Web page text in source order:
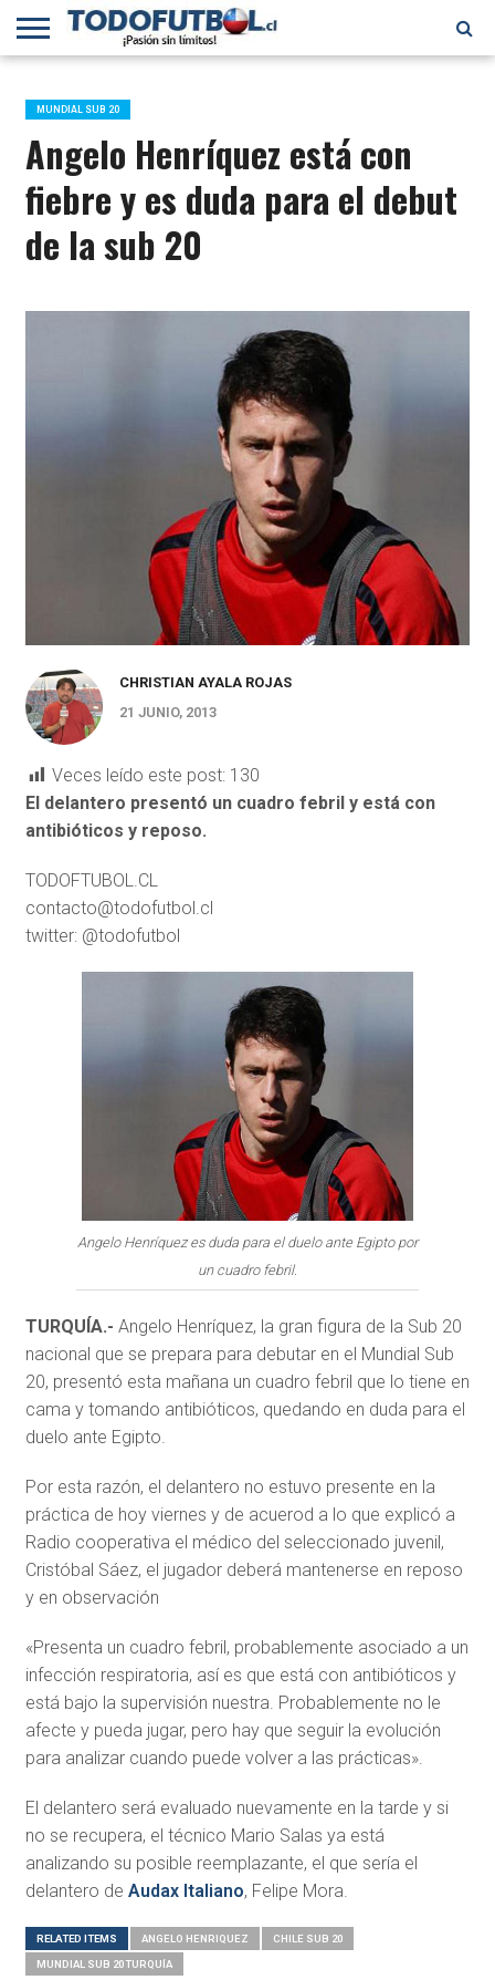
PRIMERA
B
SELECCIÓN
CHILENA
CHILENOS
EN EL
MUNDO
FÚTBOL
INTERNACIONAL
MUNDIAL SUB 20
Angelo Henríquez está con
fiebre y es duda para el debut
de la sub 20
CHRISTIAN AYALA ROJAS
21 JUNIO, 2013
Veces leído este post: 130
El delantero presentó un cuadro febril y está con
antibióticos y reposo.
TODOFTUBOL.CL
contacto@todofutbol.cl
twitter: @todofutbol
Angelo Henríquez es duda para el duelo ante Egipto por
un cuadro febril.
TURQUÍA.- Angelo Henríquez, la gran figura de la Sub 20
nacional que se prepara para debutar en el Mundial Sub
20, presentó esta mañana un cuadro febril que lo tiene en
cama y tomando antibióticos, quedando en duda para el
duelo ante Egipto.
Por esta razón, el delantero no estuvo presente en la
práctica de hoy viernes y de acuerod a lo que explicó a
Radio cooperativa el médico del seleccionado juvenil,
Cristóbal Sáez, el jugador deberá mantenerse en reposo
y en observación
«Presenta un cuadro febril, probablemente asociado a un
infección respiratoria, así es que está con antibióticos y
está bajo la supervisión nuestra. Probablemente no le
afecte y pueda jugar, pero hay que seguir la evolución
para analizar cuando puede volver a las prácticas».
El delantero será evaluado nuevamente en la tarde y si
no se recupera, el técnico Mario Salas ya está
analizando su posible reemplazante, el que sería el
delantero de Audax Italiano, Felipe Mora.
RELATED ITEMS ANGELO HENRIQUEZ CHILE SUB 20
MUNDIAL SUB 20 TURQUÍA